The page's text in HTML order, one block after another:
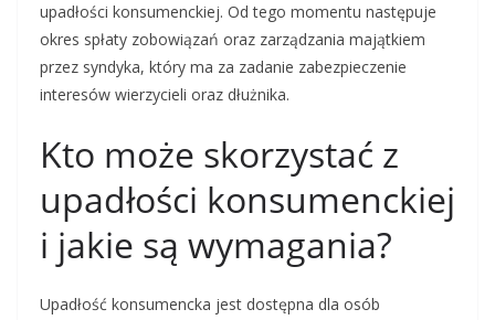
upadłości konsumenckiej. Od tego momentu następuje
okres spłaty zobowiązań oraz zarządzania majątkiem
przez syndyka, który ma za zadanie zabezpieczenie
interesów wierzycieli oraz dłużnika.
Kto może skorzystać z
upadłości konsumenckiej
i jakie są wymagania?
Upadłość konsumencka jest dostępna dla osób